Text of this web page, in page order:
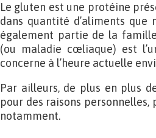
Le gluten est une protéine
dans quantité d’aliments
également partie de la
(ou maladie cœliaque) est
concerne à l’heure actuelle
Par ailleurs, de plus en plus
pour des raisons
notamment.